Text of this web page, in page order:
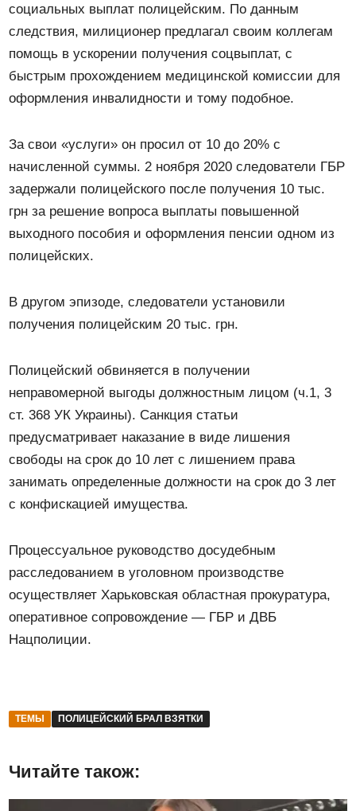
социальных выплат полицейским. По данным
следствия, милиционер предлагал своим коллегам
помощь в ускорении получения соцвыплат, с
быстрым прохождением медицинской комиссии для
оформления инвалидности и тому подобное.
За свои «услуги» он просил от 10 до 20% с
начисленной суммы. 2 ноября 2020 следователи ГБР
задержали полицейского после получения 10 тыс.
грн за решение вопроса выплаты повышенной
выходного пособия и оформления пенсии одном из
полицейских.
В другом эпизоде, следователи установили
получения полицейским 20 тыс. грн.
Полицейский обвиняется в получении
неправомерной выгоды должностным лицом (ч.1, 3
ст. 368 УК Украины). Санкция статьи
предусматривает наказание в виде лишения
свободы на срок до 10 лет с лишением права
занимать определенные должности на срок до 3 лет
с конфискацией имущества.
Процессуальное руководство досудебным
расследованием в уголовном производстве
осуществляет Харьковская областная прокуратура,
оперативное сопровождение — ГБР и ДВБ
Нацполиции.
ТЕМЫ ПОЛИЦЕЙСКИЙ БРАЛ ВЗЯТКИ
Читайте також: